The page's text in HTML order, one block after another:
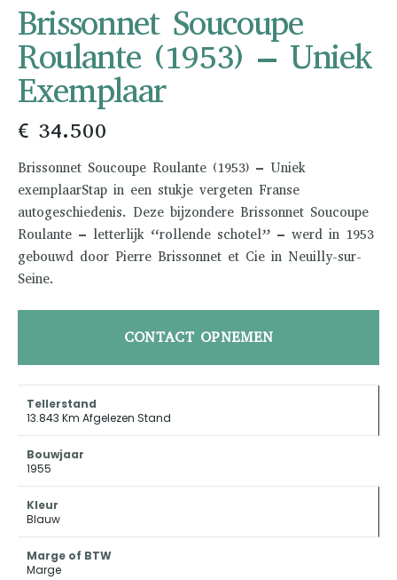
Brissonnet Soucoupe
Roulante (1953) – Uniek
Exemplaar
€ 34.500
Brissonnet Soucoupe Roulante (1953) – Uniek
exemplaarStap in een stukje vergeten Franse
autogeschiedenis. Deze bijzondere Brissonnet Soucoupe
Roulante – letterlijk “rollende schotel” – werd in 1953
gebouwd door Pierre Brissonnet et Cie in Neuilly-sur-
Seine.
CONTACT OPNEMEN
Tellerstand
13.843 Km Afgelezen Stand
Bouwjaar
1955
Kleur
Blauw
Marge of BTW
Marge